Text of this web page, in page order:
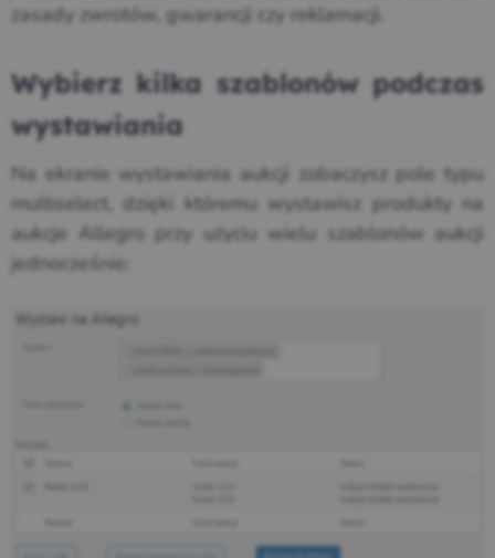
zasady zwrotów, gwarancji czy reklamacji.
Wybierz kilka szablonów podczas
wystawiania
Na ekranie wystawiania aukcji zobaczysz pole typu
multiselect, dzięki któremu wystawisz produkty na
aukcje Allegro przy użyciu wielu szablonów aukcji
jednocześnie: